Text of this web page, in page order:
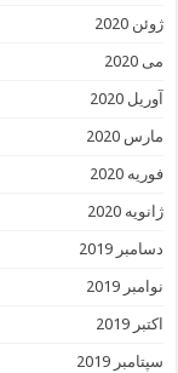
ژوئن 2020
می 2020
آوریل 2020
مارس 2020
فوریه 2020
ژانویه 2020
دسامبر 2019
نوامبر 2019
اکتبر 2019
سپتامبر 2019